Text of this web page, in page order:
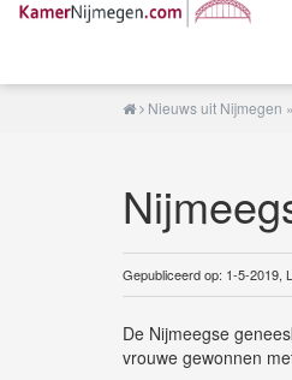
Nieuws uit Nijmegen
Gepubliceerd op: 1-5-2019,
De Nijmeegse
vrouwe gewonnen